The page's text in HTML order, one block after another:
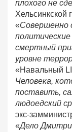
плохого не
«Совершенно
смертный
уровне
«Навальный
Человека,
поставить,
людоедский
экс-
«Дело